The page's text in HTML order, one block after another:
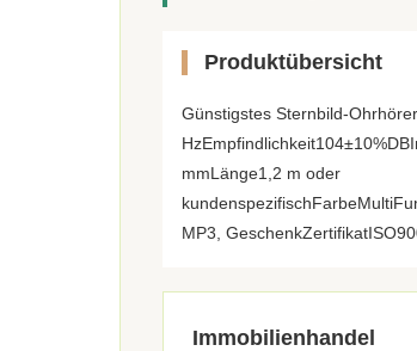
Produktübersicht
Günstigstes Sternbild-
mmLänge1,2 m oder
MP3,
Immobilienhandel